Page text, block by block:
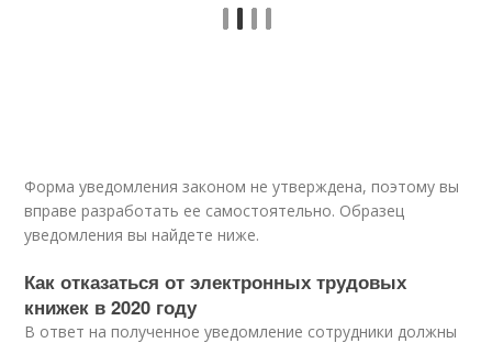
Форма уведомления законом не утверждена, поэтому вы
вправе разработать ее самостоятельно. Образец
уведомления вы найдете ниже.
Как отказаться от электронных трудовых
книжек в 2020 году
В ответ на полученное уведомление сотрудники должны